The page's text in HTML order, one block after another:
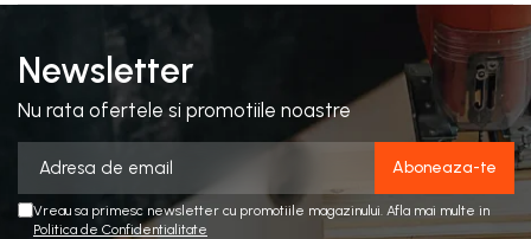
Newsletter
Nu rata ofertele si promotiile noastre
Vreau sa primesc newsletter cu promotiile magazinului. Afla mai multe in
Politica de Confidentialitate